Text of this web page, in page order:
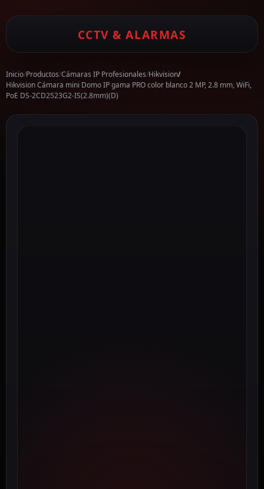
CCTV & ALARMAS
Inicio/Productos/Cámaras IP Profesionales/Hikvision/
Hikvision Cámara mini Domo IP gama PRO color blanco 2 MP, 2.8 mm, WiFi,
PoE DS-2CD2523G2-IS(2.8mm)(D)